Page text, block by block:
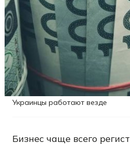
Украинцы работают везде
Бизнес чаще всего